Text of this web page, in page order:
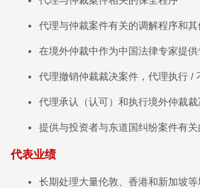
代理与仲裁案件有关的调解程序和
在境外仲裁中作为中国法律专家提
代理撤销仲裁裁决案件，代理执行 /
代理承认（认可）和执行境外仲裁
提供与投资者与东道国纠纷案件有
代表业绩
长期处理大量伦敦、香港和新加坡